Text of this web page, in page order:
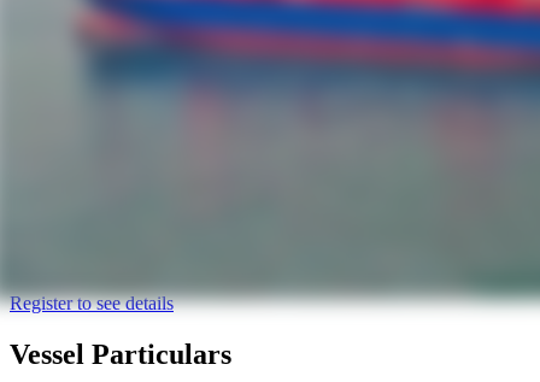
Register to see details
Vessel Particulars